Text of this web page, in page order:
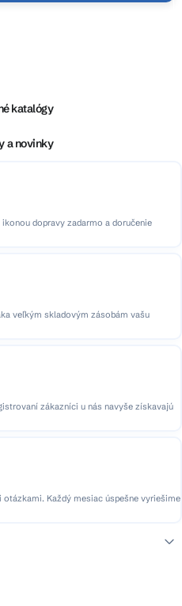
katalógy
a novinky
dopravy zadarmo a doručenie
veľkým skladovým zásobám vašu
zákazníci u nás navyše získavajú
Každý mesiac úspešne vyriešime